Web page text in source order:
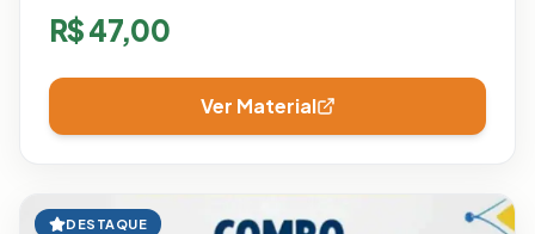
R$47,00
Ver Material
DESTAQUE